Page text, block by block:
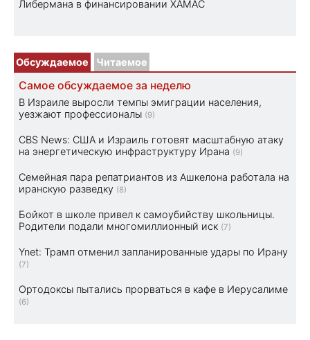
Либермана в финансировании ХАМАС
Обсуждаемое Читаемое
Самое обсуждаемое за неделю
В Израиле выросли темпы эмиграции населения,
уезжают профессионалы (9)
CBS News: США и Израиль готовят масштабную атаку
на энергетическую инфраструктуру Ирана (9)
Семейная пара репатриантов из Ашкелона работала на
иранскую разведку (8)
Бойкот в школе привел к самоубийству школьницы.
Родители подали многомиллионный иск (7)
Ynet: Трамп отменил запланированные удары по Ирану
(7)
Ортодоксы пытались прорваться в кафе в Иерусалиме
(6)